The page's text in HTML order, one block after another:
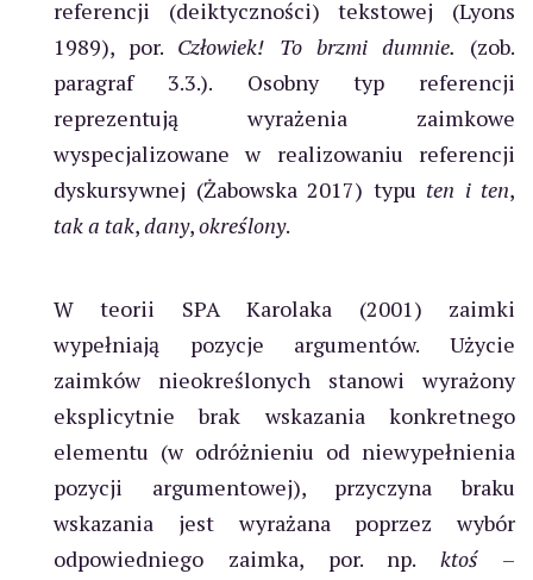
referencji (deiktyczności) tekstowej (Lyons
1989), por. Człowiek! To brzmi dumnie. (zob.
paragraf 3.3.). Osobny typ referencji
reprezentują wyrażenia zaimkowe
wyspecjalizowane w realizowaniu referencji
dyskursywnej (Żabowska 2017) typu ten i ten,
tak a tak,dany,określony.
W teorii SPA Karolaka (2001) zaimki
wypełniają pozycje argumentów. Użycie
zaimków nieokreślonych stanowi wyrażony
eksplicytnie brak wskazania konkretnego
elementu (w odróżnieniu od niewypełnienia
pozycji argumentowej), przyczyna braku
wskazania jest wyrażana poprzez wybór
odpowiedniego zaimka, por. np.ktoś –